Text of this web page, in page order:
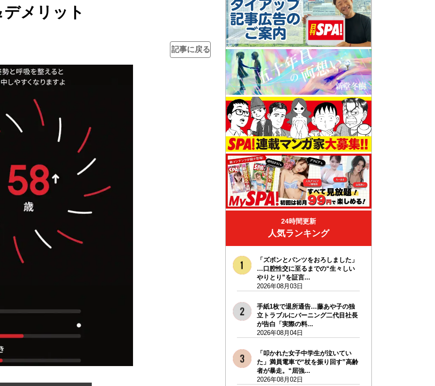
メリット
記事に戻る
24時間更新
人気ランキング
「ズボンとパンツをおろしました」
…口腔性交に至るまでの“生々しい
やりとり”を証言...
2026年08月03日
手紙1枚で退所通告…藤あや子の独
立トラブルにバーニング二代目社長
が告白「実際の料...
2026年08月04日
「叩かれた女子中学生が泣いてい
た」満員電車で“杖を振り回す”高齢
者が暴走。“屈強...
2026年08月02日